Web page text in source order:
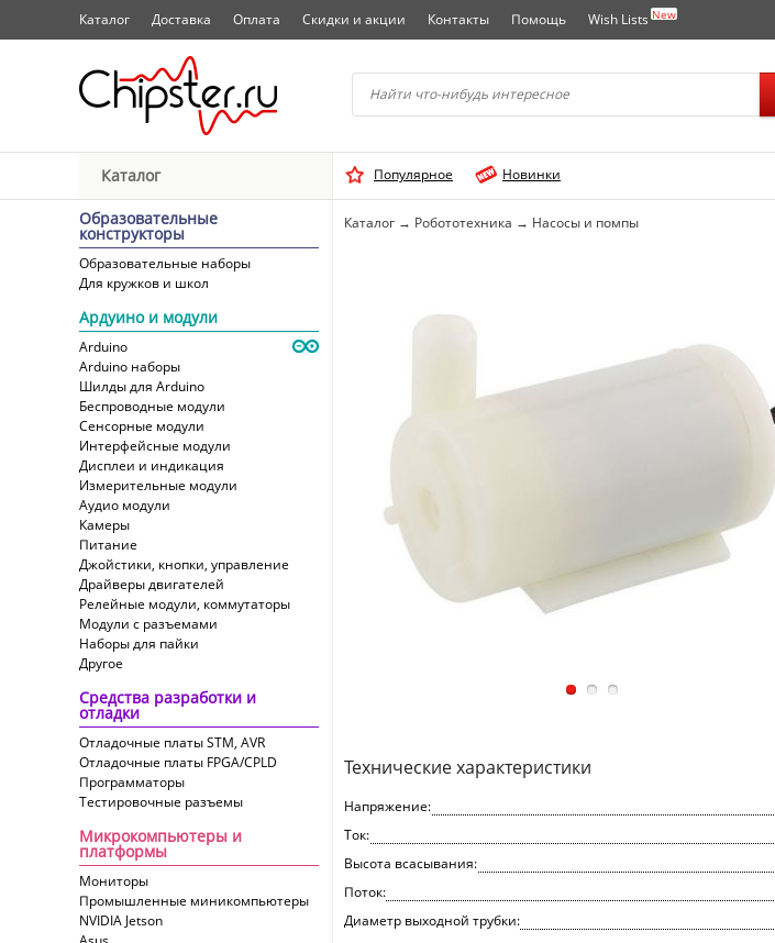
Начните водить название города..
Каталог Доставка Оплата Скидки и акции Контакты Помощь Wish Lists New
Каталог Популярное Новинки
Образовательные
конструкторы
Образовательные наборы
Для кружков и школ
Ардуино и модули
Arduino
Arduino наборы
Шилды для Arduino
Беспроводные модули
Сенсорные модули
Интерфейсные модули
Дисплеи и индикация
Измерительные модули
Аудио модули
Камеры
Питание
Джойстики, кнопки, управление
Драйверы двигателей
Релейные модули, коммутаторы
Модули с разъемами
Наборы для пайки
Другое
Средства разработки и
отладки
Отладочные платы STM, AVR
Отладочные платы FPGA/CPLD
Программаторы
Тестировочные разъемы
Микрокомпьютеры и
платформы
Мониторы
Промышленные миникомпьютеры
NVIDIA Jetson
Каталог → Робототехника → Насосы и помпы
Технические характеристики
Напряжение:
Ток:
Высота всасывания:
Поток:
Диаметр выходной трубки: